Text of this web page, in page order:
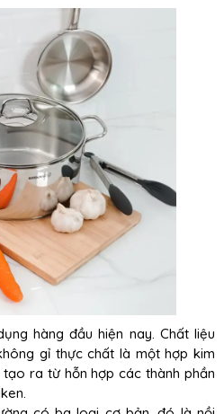
hàng đầu hiện nay. Chất liệu
gỉ thực chất là một hợp kim
ra từ hỗn hợp các thành phần